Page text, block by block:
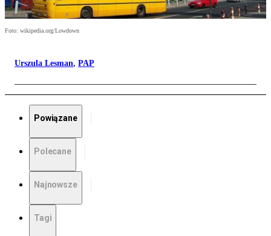
Foto: wikipedia.org/Lowdown
Urszula Lesman, PAP
Powiązane
Polecane
Najnowsze
Tagi